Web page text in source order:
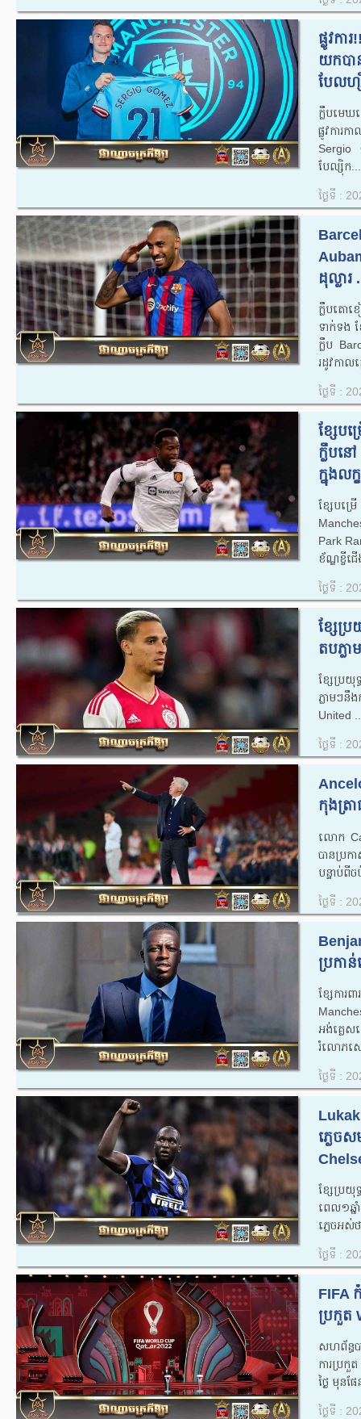
ផ្លូវក
យក​បា
បែលហ្
ក្លឹបមេឃ
ផ្លូវការ​
Sergio
បែល្ស៊ិក​​...
ថ្ងៃទី :
ដុល្លារ​
ក្លឹបតោ
ទាក់ទង
ក្លឹប​
រដូវកាល​
ថ្ងៃទី :
ខ្សែបម្
ក្លឹប​ន
ក្នុង​លក្
ខ្សែបម្
Park
ខ័ណ្ឌ​ខ្ចី​ជ
ថ្ងៃទី :
ខ្សែប្
តប​ភ្ល
ខ្សែប្រយុ
ភ្លាមៗ​នឹ
United
ថ្ងៃទី :
កុងត្រ
លោក​
បាន​ប្រ
បន្ទាប់​ពី​
ថ្ងៃទី :
ប្រកា
ខ្សែកា
អង់គ្លេស​
រំលោភ​សេ
ថ្ងៃទី :
ភ្លេចស
ខ្សែប្រយុ
ពេល​១ឆ្ន
ភ្លេចអស់​
ថ្ងៃទី :
FIFA
ប្រកួត​
សហព័ន្ធប
ការ​ប្រ
ថ្ងៃ​ មុន​
ថ្ងៃទី :